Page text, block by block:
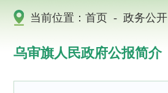
当前位置： 首页 - 政务公开
乌审旗人民政府公报简介